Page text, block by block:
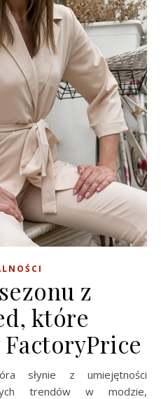
z
które
słynie z umiejętności
trendów w modzie,